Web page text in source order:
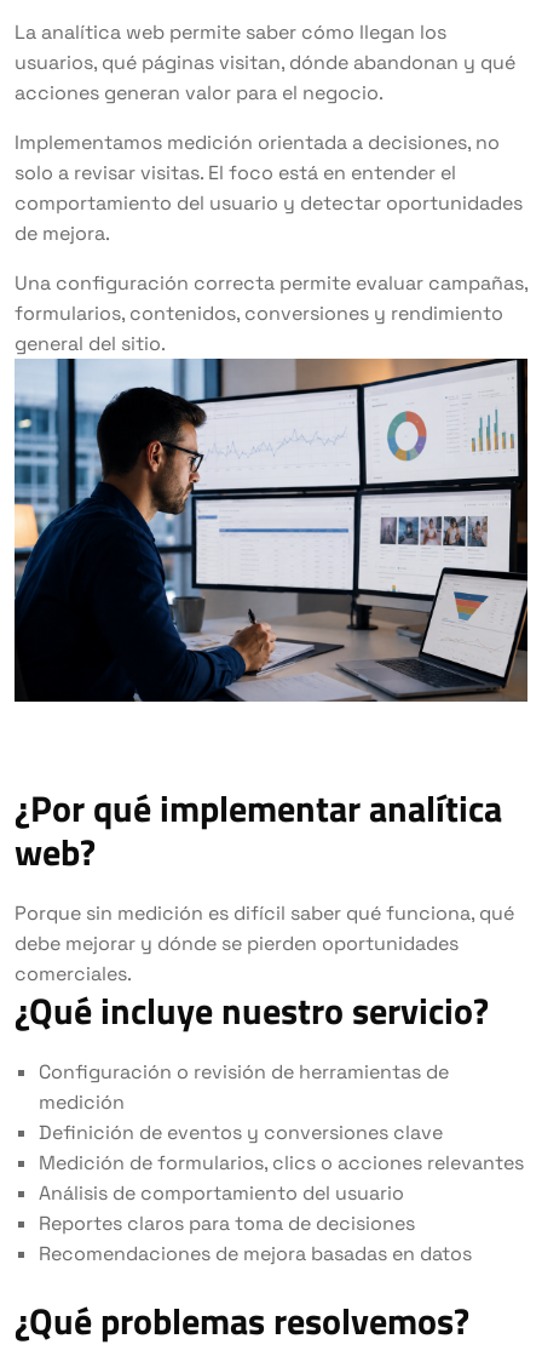
La analítica web permite saber cómo llegan los
usuarios, qué páginas visitan, dónde abandonan y qué
acciones generan valor para el negocio.
Implementamos medición orientada a decisiones, no
solo a revisar visitas. El foco está en entender el
comportamiento del usuario y detectar oportunidades
de mejora.
Una configuración correcta permite evaluar campañas,
formularios, contenidos, conversiones y rendimiento
general del sitio.
¿Por qué implementar analítica
web?
Porque sin medición es difícil saber qué funciona, qué
debe mejorar y dónde se pierden oportunidades
comerciales.
¿Qué incluye nuestro servicio?
Configuración o revisión de herramientas de
medición
Definición de eventos y conversiones clave
Medición de formularios, clics o acciones relevantes
Análisis de comportamiento del usuario
Reportes claros para toma de decisiones
Recomendaciones de mejora basadas en datos
¿Qué problemas resolvemos?